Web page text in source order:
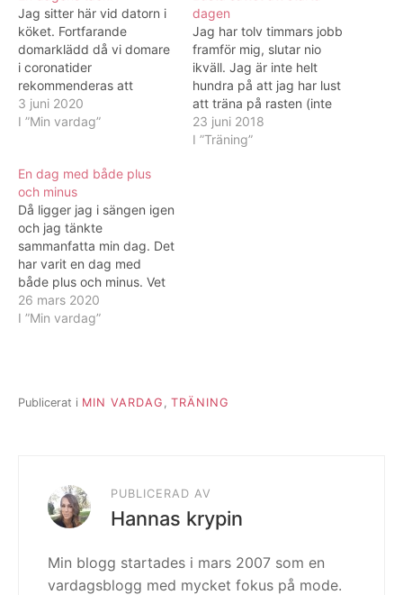
Jag sitter här vid datorn i
köket. Fortfarande
domarklädd då vi domare
i coronatider
rekommenderas att
komma ombytta till match
och inte byta om i
seriöst på om jag ska
färga mitt hår. Vi var på
stan tidigare idag, jag,
Rickard och Ida och…
3 juni 2020
I ”Min vardag”
dagen
Jag har tolv timmars jobb
framför mig, slutar nio
ikväll. Jag är inte helt
hundra på att jag har lust
att träna på rasten (inte
löpning iallafall) så jag
klev upp extra tidigt för
23 juni 2018
I ”Träning”
En dag med både plus
och minus
Då ligger jag i sängen igen
och jag tänkte
sammanfatta min dag. Det
har varit en dag med
både plus och minus. Vet
inte hur mycket vettigt jag
egentligen gjorde där på
26 mars 2020
I ”Min vardag”
Publicerat i MIN VARDAG , TRÄNING
PUBLICERAD AV
Hannas krypin
Min blogg startades i mars 2007 som en
vardagsblogg med mycket fokus på mode.